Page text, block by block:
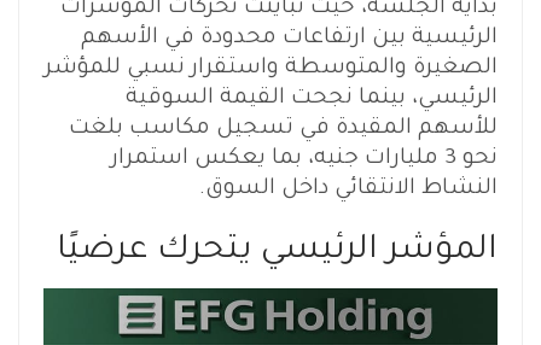
بداية الجلسة، حيث تباينت تحركات المؤشرات
الرئيسية بين ارتفاعات محدودة في الأسهم
الصغيرة والمتوسطة واستقرار نسبي للمؤشر
الرئيسي، بينما نجحت القيمة السوقية
للأسهم المقيدة في تسجيل مكاسب بلغت
نحو 3 مليارات جنيه، بما يعكس استمرار
النشاط الانتقائي داخل السوق.
المؤشر الرئيسي يتحرك عرضيًا